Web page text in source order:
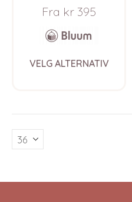
Fra kr 395
VELG ALTERNATIV
The